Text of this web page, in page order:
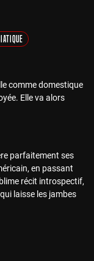
comme domestique
Elle va alors
parfaitement ses
en passant
récit introspectif,
laisse les jambes